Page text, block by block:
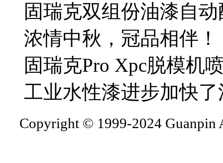
固瑞克双组份油漆自
浓情中秋，冠品相伴！
固瑞克Pro Xpc脱模机
工业水性漆进步加快
Copyright © 1999-2024 Guanpin